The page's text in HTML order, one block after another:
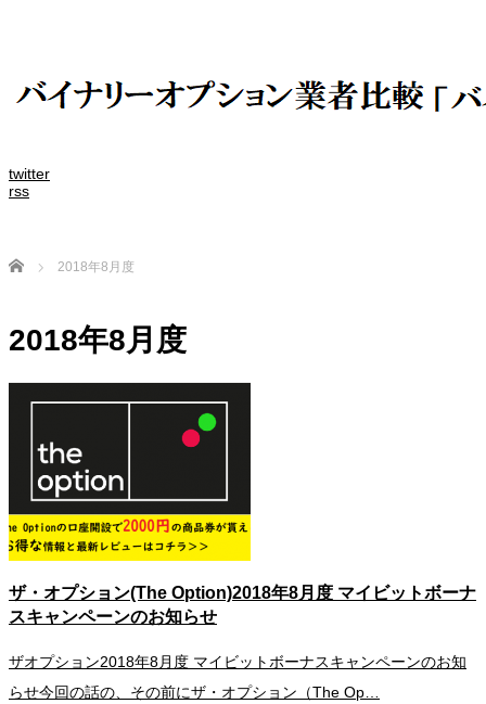
twitter
rss
Home 2018年8月度
2018年8月度
ザ・オプション(The Option)2018年8月度 マイビットボーナ
スキャンペーンのお知らせ
ザオプション2018年8月度 マイビットボーナスキャンペーンのお知
らせ今回の話の、その前にザ・オプション（The Op…